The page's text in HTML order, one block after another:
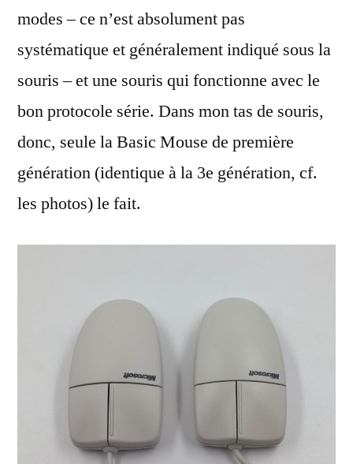
modes – ce n’est absolument pas
systématique et généralement indiqué sous la
souris – et une souris qui fonctionne avec le
bon protocole série. Dans mon tas de souris,
donc, seule la Basic Mouse de première
génération (identique à la 3e génération, cf.
les photos) le fait.